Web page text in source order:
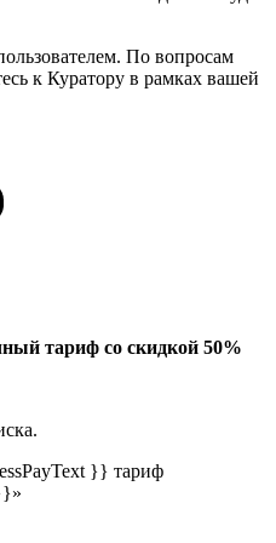
По вопросам
к Куратору в рамках вашей
тариф со скидкой 50%
}} тариф